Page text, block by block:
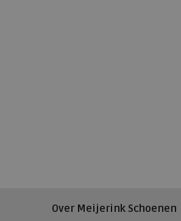
Over Meijerink Schoenen